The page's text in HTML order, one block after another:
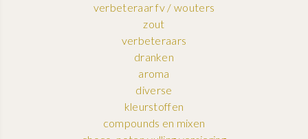
verbeteraar fv / wouters
zout
verbeteraars
dranken
aroma
diverse
kleurstoffen
compounds en mixen